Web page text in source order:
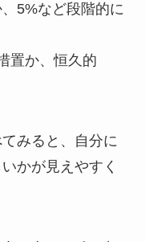
5%など段階的に
置か、恒久的
みると、自分に
かが見えやすく